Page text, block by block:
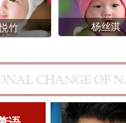
竹 杨丝淇
说真心话，名字起到非常的好